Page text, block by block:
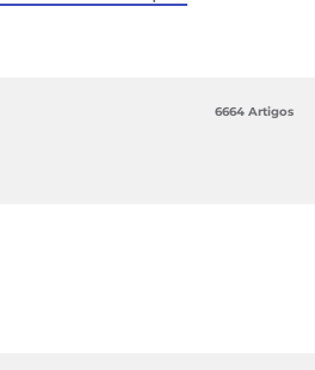
6664 Artigos